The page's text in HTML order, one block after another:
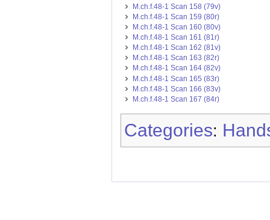
M.ch.f.48-1 Scan 158 (79v)
M.ch.f.48-1 Scan 159 (80r)
M.ch.f.48-1 Scan 160 (80v)
M.ch.f.48-1 Scan 161 (81r)
M.ch.f.48-1 Scan 162 (81v)
M.ch.f.48-1 Scan 163 (82r)
M.ch.f.48-1 Scan 164 (82v)
M.ch.f.48-1 Scan 165 (83r)
M.ch.f.48-1 Scan 166 (83v)
M.ch.f.48-1 Scan 167 (84r)
Categories: